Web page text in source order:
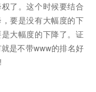
了。这个时候要结合
要是没有大幅度的下
大幅度的下降了。证
是不带www的排名好